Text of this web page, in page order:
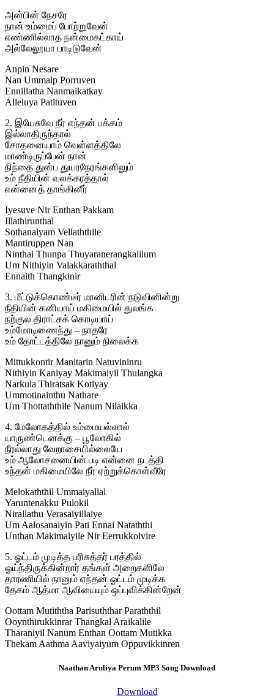
அன்பின் நேசரே
நான் உம்மைப் போற்றுவேன்
எண்ணில்லாத நன்மைகட்காய்
அல்லேலூயா பாடிடுவேன்
Anpin Nesare
Nan Ummaip Porruven
Ennillatha Nanmaikatkay
Alleluya Patituven
2. இயேசுவே நீர் எந்தன் பக்கம்
இல்லாதிருந்தால்
சோதனையாம் வெள்ளத்திலே
மாண்டிருப்பேன் நான்
நிந்தை துன்ப துயரநேரங்களிலும்
உம் நீதியின் வலக்கரத்தால்
என்னைத் தாங்கினீர்
Iyesuve Nir Enthan Pakkam
Illathirunthal
Sothanaiyam Vellaththile
Mantiruppen Nan
Ninthai Thunpa Thuyaranerangkalilum
Um Nithiyin Valakkaraththal
Ennaith Thangkinir
3. மீட்டுக்கொண்டீர் மானிடரின் நடுவினின்று
நீதியின் கனியாய் மகிமையில் துலங்க
நற்குல திராட்சக் கொடியாய்
உம்மோடிணைந்து – நாதரே
உம் தோட்டத்திலே நானும் நிலைக்க
Mittukkontir Manitarin Natuvininru
Nithiyin Kaniyay Makimaiyil Thulangka
Narkula Thiratsak Kotiyay
Ummotinainthu Nathare
Um Thottaththile Nanum Nilaikka
4. மேலோகத்தில் உம்மையல்லால்
யாருண்டெனக்கு – பூலோகில்
நீரல்லாது வேறாசையில்லையே
உம் ஆலோசனையின் படி என்னை நடத்தி
உந்தன் மகிமையிலே நீர் ஏற்றுக்கொள்வீரே
Melokaththil Ummaiyallal
Yaruntenakku Pulokil
Nirallathu Verasaiyillaiye
Um Aalosanaiyin Pati Ennai Nataththi
Unthan Makimaiyile Nir Eerrukkolvire
5. ஓட்டம் முடித்த பரிசுத்தர் பரத்தில்
ஓய்ந்திருக்கின்றார் தங்கள் அறைகளிலே
தாரணியில் நானும் எந்தன் ஓட்டம் முடிக்க
தேகம் ஆத்மா ஆவியையும் ஒப்புவிக்கின்றேன்
Oottam Mutiththa Parisuththar Paraththil
Ooynthirukkinrar Thangkal Araikalile
Tharaniyil Nanum Enthan Oottam Mutikka
Thekam Aathma Aaviyaiyum Oppuvikkinren
Naathan Aruliya Perum MP3 Song Download
Download